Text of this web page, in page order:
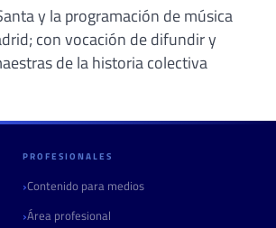
y la programación de música
con vocación de difundir y
de la historia colectiva
PROFESIONALES
Contenido para medios
Área profesional